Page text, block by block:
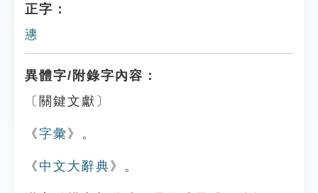
正字：
㦁
異體字/附錄字內容：
〔關鍵文獻〕
《字彙 》。
《 中文大辭典 》。